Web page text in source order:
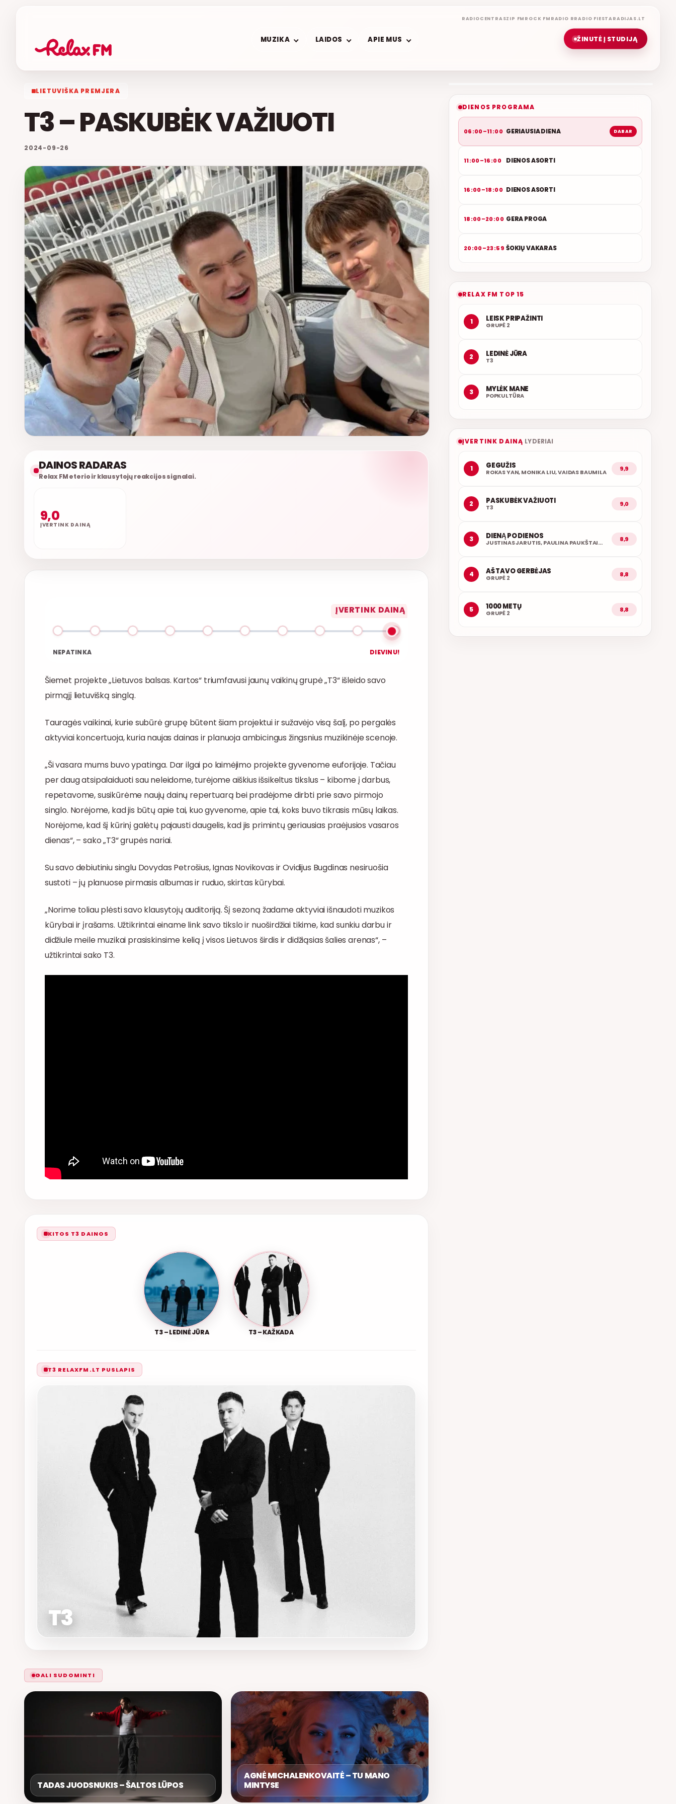
RADIOCENTRASZIP FM ROCK FM RADIO RRADIO FIESTARADIJAS.LT
ŽINUTĖ Į STUDIJĄ
MUZIKA LAIDOS APIE MUS
LIETUVIŠKA PREMJERA
T3 – PASKUBĖK VAŽIUOTI
2024-09-26
DAINOS RADARAS
Relax FM eterio ir klausytojų reakcijos signalai.
9,0
ĮVERTINK DAINĄ
ĮVERTINK DAINĄ
NEPATINKA DIEVINU!
Šiemet projekte „Lietuvos balsas. Kartos“ triumfavusi jaunų vaikinų grupė „T3“ išleido savo
pirmąjį lietuvišką singlą.
Tauragės vaikinai, kurie subūrė grupę būtent šiam projektui ir sužavėjo visą šalį, po pergalės
aktyviai koncertuoja, kuria naujas dainas ir planuoja ambicingus žingsnius muzikinėje scenoje.
„Ši vasara mums buvo ypatinga. Dar ilgai po laimėjimo projekte gyvenome euforijoje. Tačiau
per daug atsipalaiduoti sau neleidome, turėjome aiškius išsikeltus tikslus – kibome į darbus,
repetavome, susikūrėme naujų dainų repertuarą bei pradėjome dirbti prie savo pirmojo
singlo. Norėjome, kad jis būtų apie tai, kuo gyvenome, apie tai, koks buvo tikrasis mūsų laikas.
Norėjome, kad šį kūrinį galėtų pajausti daugelis, kad jis primintų geriausias praėjusios vasaros
dienas“, – sako „T3“ grupės nariai.
Su savo debiutiniu singlu Dovydas Petrošius, Ignas Novikovas ir Ovidijus Bugdinas nesiruošia
sustoti – jų planuose pirmasis albumas ir ruduo, skirtas kūrybai.
„Norime toliau plėsti savo klausytojų auditoriją. Šį sezoną žadame aktyviai išnaudoti muzikos
kūrybai ir įrašams. Užtikrintai einame link savo tikslo ir nuoširdžiai tikime, kad sunkiu darbu ir
didžiule meile muzikai prasiskinsime kelią į visos Lietuvos širdis ir didžiąsias šalies arenas“, –
užtikrintai sako T3.
KITOS T3 DAINOS
T3 – LEDINĖ JŪRA T3 – KAŽKADA
T3 RELAXFM.LT PUSLAPIS
T3
GALI SUDOMINTI
TADAS JUODSNUKIS – ŠALTOS LŪPOS
AGNĖ MICHALENKOVAITĖ – TU MANO
MINTYSE
ETERYJE
GERIAUSIA DIENA
DIENOS PROGRAMA
06:00–11:00 GERIAUSIA DIENA DABAR
11:00–16:00 DIENOS ASORTI
16:00–18:00 DIENOS ASORTI
18:00–20:00 GERA PROGA
20:00–23:59 ŠOKIŲ VAKARAS
RELAX FM TOP 15
1 LEISK PRIPAŽINTI
GRUPĖ 2
2 LEDINĖ JŪRA
T3
3 MYLĖK MANE
POPKULTŪRA
ĮVERTINK DAINĄ LYDERIAI
1 GEGUŽIS
ROKAS YAN, MONIKA LIU, VAIDAS BAUMILA 9,9
2 PASKUBĖK VAŽIUOTI
T3 9,0
3 DIENĄ PO DIENOS
JUSTINAS JARUTIS, PAULINA PAUKŠTAITYTĖ 8,9
4 AŠ TAVO GERBĖJAS
GRUPĖ 2 8,8
5 1000 METŲ
GRUPĖ 2 8,8